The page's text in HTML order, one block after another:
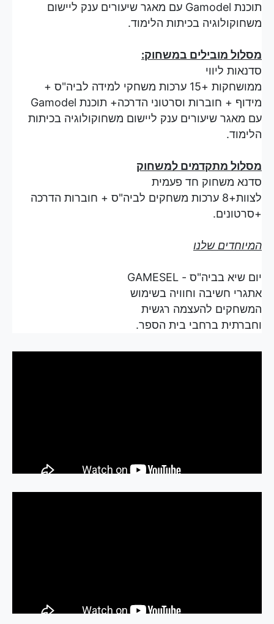
תוכנת Gamodel עם מאגר שיעורים ענק ליישום
משחוקולוגיה בכיתות הלימוד.
מסלול מובילים במשחוק:
סדנאות ליווי
ממושחקות +15 ערכות משחקי למידה לביה"ס +
מידוף + חוברות וסרטוני הדרכה+ תוכנת Gamodel
עם מאגר שיעורים ענק ליישום משחוקולוגיה בכיתות
הלימוד.
מסלול מתקדמים למשחוק
סדנא משחוק חד פעמית
לצוות+8 ערכות משחקים לביה"ס + חוברות הדרכה
+סרטונים.
המיוחדים שלנו
יום שיא בביה"ס - GAMESEL
אתגרי חשיבה וחוויה בשימוש
המשחקים להעצמה רגשית
וחברתית ברחבי בית הספר.